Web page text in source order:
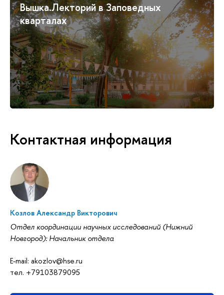
Вышка.Лекторий в Заповедных
кварталах
Контактная информация
Козлов Александр Викторович
Отдел координации научных исследований (Нижний
Новгород): Начальник отдела
E-mail: akozlov@hse.ru
тел. +79103879095